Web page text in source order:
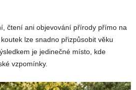
čtení ani objevování přírody přímo na
lze snadno přizpůsobit věku
je jedinečné místo, kde
vzpomínky.